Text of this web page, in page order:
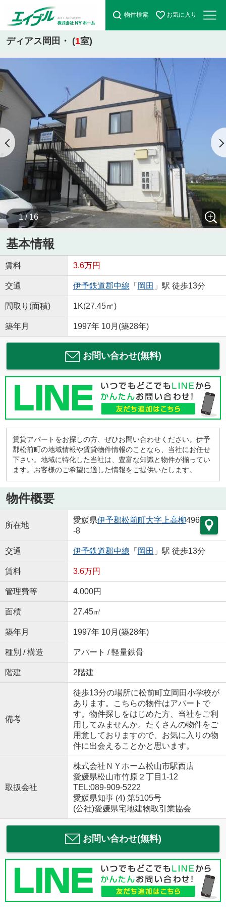
物件検索 お気に入り
ディアス岡田・ (1室)
1 / 16
基本情報
賃料 3.6万円
交通 伊予鉄道郡中線 「 岡田 」駅 徒歩13分
間取り(面積) 1K(27.45㎡)
築年月 1997年 10月(築28年)
お問い合わせ(無料)
賃貸アパートをお探しの方、ぜひお問い合わせください。伊予
郡松前町の地域情報や賃貸物件情報のことなら、当社にお任せ
下さい。地域に特化した当社は、豊富な知識と物件が揃ってい
ます。お客様のご希望に適した情報をご提供いたします。
物件概要
所在地
愛媛県伊予郡松前町大字上高柳496
-8
交通 伊予鉄道郡中線 「 岡田 」駅 徒歩13分
賃料 3.6万円
管理費等 4,000円
面積 27.45㎡
築年月 1997年 10月(築28年)
種別 / 構造 アパート / 軽量鉄骨
階建 2階建
備考
徒歩13分の場所に松前町立岡田小学校が
あります。こちらの物件はアパートで
す。物件探しをはじめた方、当社をご利
用してみませんか。たくさんの物件をご
用意しておりますので、お気に入りの物
件に出会えることかと思います。
取扱会社
株式会社ＮＹホーム松山市駅西店
愛媛県松山市竹原２丁目1-12
TEL:089-909-5222
愛媛県知事 (4) 第5105号
(公社)愛媛県宅地建物取引業協会
お問い合わせ(無料)